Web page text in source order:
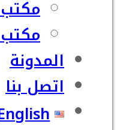
المدونة
اتصل بنا